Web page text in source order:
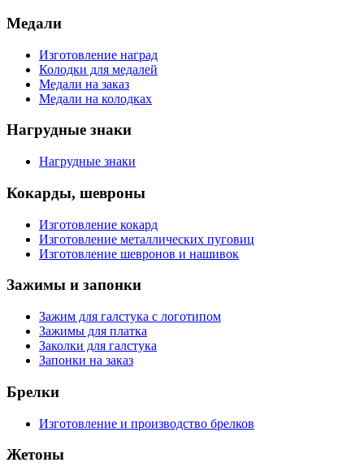
Медали
Изготовление наград
Колодки для медалей
Медали на заказ
Медали на колодках
Нагрудные знаки
Нагрудные знаки
Кокарды, шевроны
Изготовление кокард
Изготовление металлических пуговиц
Изготовление шевронов и нашивок
Зажимы и запонки
Зажим для галстука с логотипом
Зажимы для платка
Заколки для галстука
Запонки на заказ
Брелки
Изготовление и производство брелков
Жетоны